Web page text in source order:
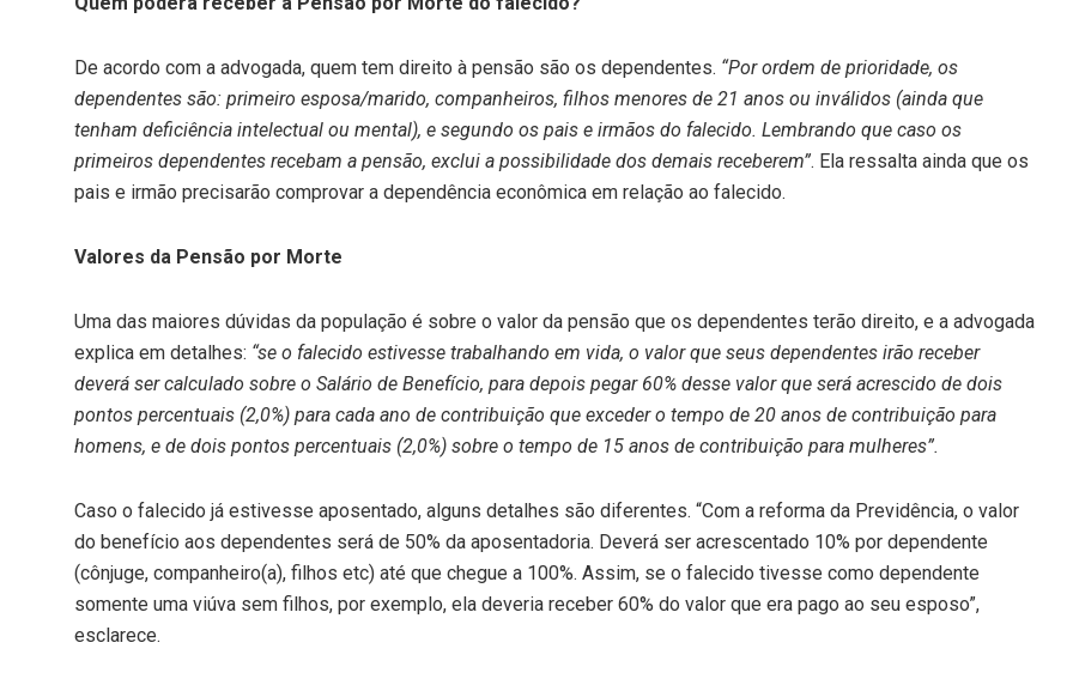
De acordo com a advogada, quem tem direito à pensão são os dependentes. “Por ordem de prioridade, os
dependentes são: primeiro esposa/marido, companheiros, filhos menores de 21 anos ou inválidos (ainda que
tenham deficiência intelectual ou mental), e segundo os pais e irmãos do falecido. Lembrando que caso os
primeiros dependentes recebam a pensão, exclui a possibilidade dos demais receberem”. Ela ressalta ainda que os
pais e irmão precisarão comprovar a dependência econômica em relação ao falecido.
Valores da Pensão por Morte
Uma das maiores dúvidas da população é sobre o valor da pensão que os dependentes terão direito, e a advogada
explica em detalhes: “se o falecido estivesse trabalhando em vida, o valor que seus dependentes irão receber
deverá ser calculado sobre o Salário de Benefício, para depois pegar 60% desse valor que será acrescido de dois
pontos percentuais (2,0%) para cada ano de contribuição que exceder o tempo de 20 anos de contribuição para
homens, e de dois pontos percentuais (2,0%) sobre o tempo de 15 anos de contribuição para mulheres”.
Caso o falecido já estivesse aposentado, alguns detalhes são diferentes. “Com a reforma da Previdência, o valor
do benefício aos dependentes será de 50% da aposentadoria. Deverá ser acrescentado 10% por dependente
(cônjuge, companheiro(a), filhos etc) até que chegue a 100%. Assim, se o falecido tivesse como dependente
somente uma viúva sem filhos, por exemplo, ela deveria receber 60% do valor que era pago ao seu esposo”,
esclarece.